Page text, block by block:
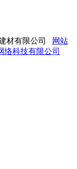
材有限公司
网站
络科技有限公司